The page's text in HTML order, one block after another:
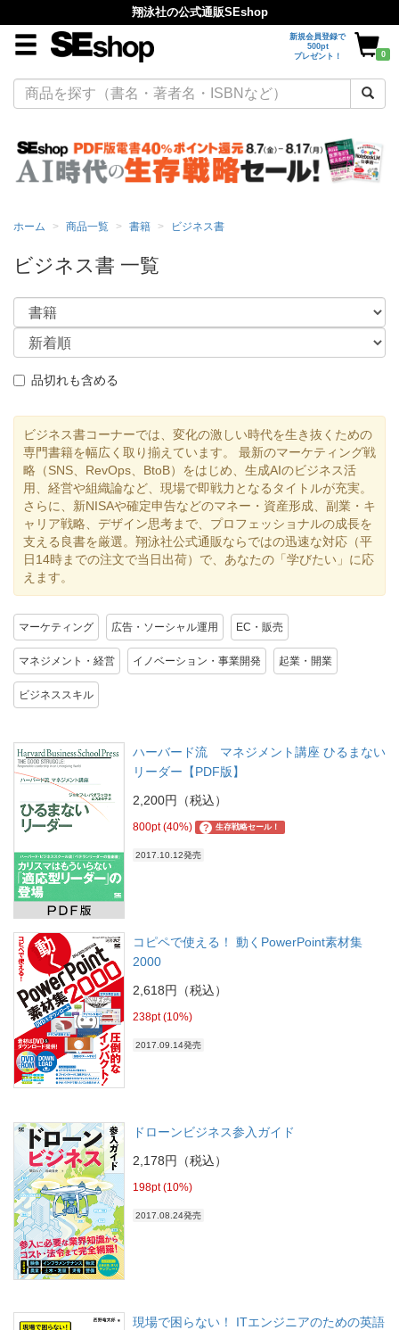
翔泳社の公式通販SEshop
新規会員登録で
500pt
プレゼント！
0
ホーム 商品一覧 書籍 ビジネス書
ビジネス書 一覧
品切れも含める
ビジネス書コーナーでは、変化の激しい時代を生き抜くための
専門書籍を幅広く取り揃えています。 最新のマーケティング戦
略（SNS、RevOps、BtoB）をはじめ、生成AIのビジネス活
用、経営や組織論など、現場で即戦力となるタイトルが充実。
さらに、新NISAや確定申告などのマネー・資産形成、副業・キ
ャリア戦略、デザイン思考まで、プロフェッショナルの成長を
支える良書を厳選。翔泳社公式通販ならではの迅速な対応（平
日14時までの注文で当日出荷）で、あなたの「学びたい」に応
えます。
マーケティング 広告・ソーシャル運用 EC・販売
マネジメント・経営 イノベーション・事業開発 起業・開業
ビジネススキル
ハーバード流 マネジメント講座 ひるまない
リーダー【PDF版】
2,200円（税込）
800pt (40%) ? 生存戦略セール！
2017.10.12発売
コピペで使える！ 動くPowerPoint素材集
2000
2,618円（税込）
238pt (10%)
2017.09.14発売
ドローンビジネス参入ガイド
2,178円（税込）
198pt (10%)
2017.08.24発売
現場で困らない！ ITエンジニアのための英語